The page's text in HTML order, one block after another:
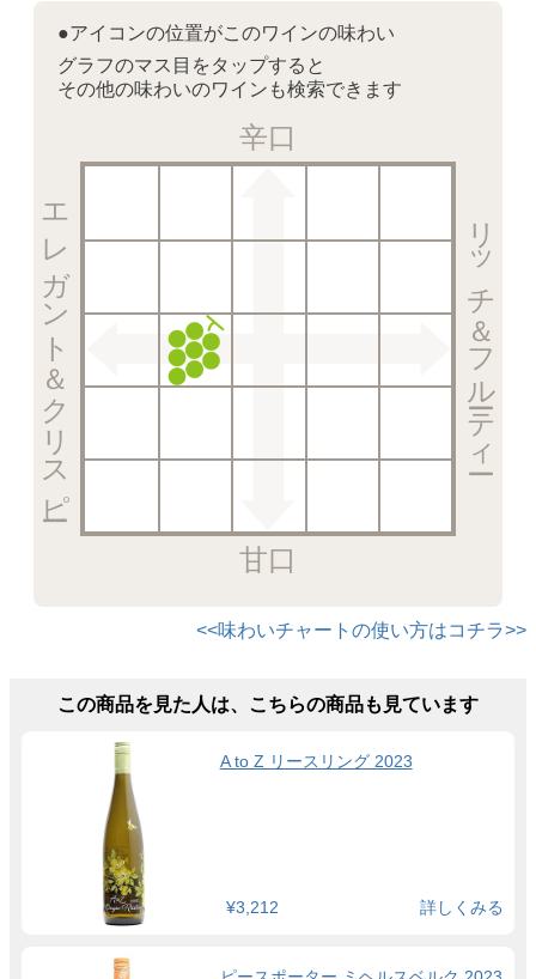
●アイコンの位置がこのワインの味わい
グラフのマス目をタップすると
その他の味わいのワインも検索できます
辛口
リッチ＆フルーティー
甘口
エレガント＆クリスピー
<<味わいチャートの使い方はコチラ>>
この商品を見た人は、こちらの商品も見ています
A to Z リースリング 2023
¥3,212 詳しくみる